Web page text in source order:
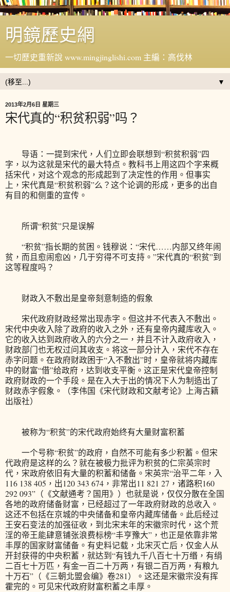
明鏡歷史網
一切歷史重新說 www.mingjinglishi.com 主編：高伐林
▼
2013年2月6日 星期三
宋代真的“积贫积弱”吗？
导语：一提到宋代，人们立即会联想到“积贫积弱”四
字，以为这就是宋代的最大特点。教科书上用这四个字来概
括宋代，对这个观念的形成起到了决定性的作用。但事实
上，宋代真是“积贫积弱”么？这个论调的形成，更多的出自
有目的和侧重的宣传。
所谓“积贫”只是误解
“积贫”指长期的贫困。钱穆说：“宋代……内部又终年闹
贫，而且愈闹愈凶，几于穷得不可支持。”宋代真的“积贫”到
这等程度吗？
财政入不敷出是皇帝刻意制造的假象
宋代政府财政经常出现赤字。但这并不代表入不敷出。
宋代中央收入除了政府的收入之外，还有皇帝内藏库收入。
它的收入达到政府收入的六分之一，并且不计入政府收入，
财政部门也无权过问其收支。将这一部分计入，宋代不存在
赤字问题。在政府财政困于“入不敷出”时，皇帝就将内藏库
中的财富“借”给政府，达到收支平衡。这正是宋代皇帝控制
政府财政的一个手段。是在入大于出的情况下人为制造出了
财政赤字假象。（李伟国《宋代财政和文献考论》上海古籍
出版社）
被称为“积贫”的宋代政府始终有大量财富积蓄
一个号称“积贫”的政府，自然不可能有多少积蓄。但宋
代政府是这样的么？就在被极力批评为积贫的仁宗英宗时
代，宋政府依旧有大量的积蓄和储备。宋英宗“治平二年，入
116 138 405，出120 343 674，非常出11 821 27，诸路积160
292 093”（《文献通考？国用》）也就是说，仅仅分散在全国
各地的政府储备财富，已经超过了一年政府财政的总收入。
这还不包括在京城的中央储备和皇帝内藏库储备。此后经过
王安石变法的加强征收，到北宋末年的宋徽宗时代，这个荒
淫的帝王能肆意铺张浪费标榜“丰亨豫大”，也正是依靠非常
丰厚的国家财富储备。有史料记载，北宋灭亡后，仅金人从
开封获得的中央积蓄，就达到“有钱九千八百七十万缗，有绢
二百七十万匹，有金一百二十万两，有银二百万两，有粮九
十万石”（《三朝北盟会编》卷281）。这还是宋徽宗没有挥
霍完的。可见宋代政府财富积蓄之丰厚。